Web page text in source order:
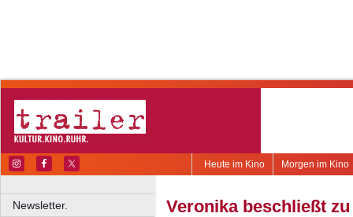
Morgen im Kino
Heute im Kino
Newsletter.
Veronika beschließt